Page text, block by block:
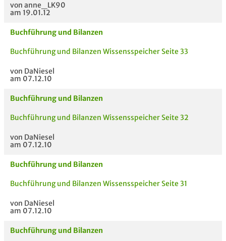
von anne_LK90
am 19.01.12
Buchführung und Bilanzen
Buchführung und Bilanzen Wissensspeicher Seite 33
von DaNiesel
am 07.12.10
Buchführung und Bilanzen
Buchführung und Bilanzen Wissensspeicher Seite 32
von DaNiesel
am 07.12.10
Buchführung und Bilanzen
Buchführung und Bilanzen Wissensspeicher Seite 31
von DaNiesel
am 07.12.10
Buchführung und Bilanzen